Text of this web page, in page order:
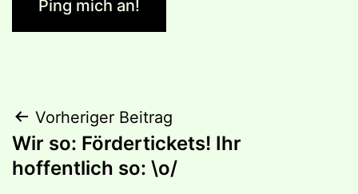
Beitragsnavigation
Vorheriger Beitrag
Wir so: Fördertickets! Ihr
hoffentlich so: \o/